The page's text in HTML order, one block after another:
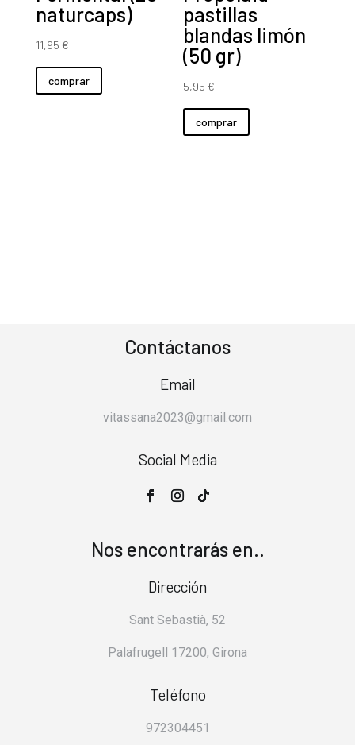
naturcaps)
11,95 €
comprar
pastillas
blandas limón
(50 gr)
5,95 €
comprar
Contáctanos
Email
vitassana2023@gmail.com
Social Media
Nos encontrarás en..
Dirección
Sant Sebastià, 52
Palafrugell 17200, Girona
Teléfono
972304451